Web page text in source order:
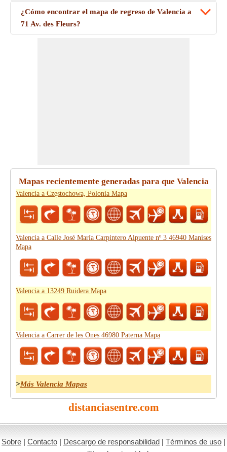
¿Cómo encontrar el mapa de regreso de Valencia a
71 Av. des Fleurs?
Mapas recientemente generadas para que Valencia
Valencia a Częstochowa, Polonia Mapa
Valencia a Calle José María Carpintero Alpuente nº 3 46940 Manises
Mapa
Valencia a 13249 Ruidera Mapa
Valencia a Carrer de les Ones 46980 Paterna Mapa
>Más Valencia Mapas
distanciasentre.com
Sobre | Contacto | Descargo de responsabilidad | Términos de uso |